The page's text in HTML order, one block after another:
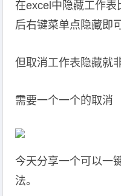
在excel中隐藏工作
后右键菜单点隐藏即可
但取消工作表隐藏就
需要一个一个的取消
今天分享一个可以一
法。